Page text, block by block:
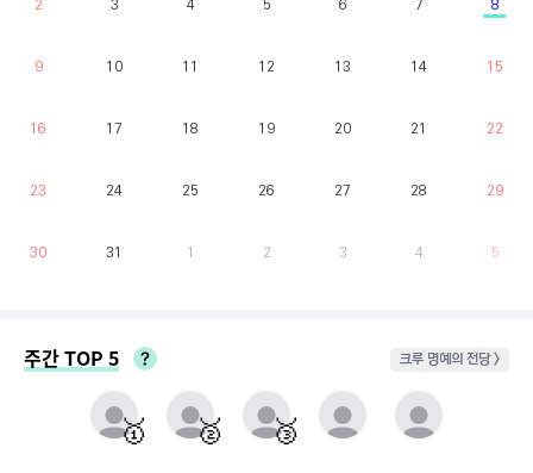
2 3 4 5 6 7 8
9 10 11 12 13 14 15
16 17 18 19 20 21 22
23 24 25 26 27 28 29
30 31 1 2 3 4 5
주간 TOP 5 크루 명예의 전당 >
매주 월요일부터 일요일까지 가장 클라이밍 시간이 많은 유저를 실시간으로 반영.
동점자 처리방식 : 클라이밍 횟수가 많은 순
🥇 🥈 🥉